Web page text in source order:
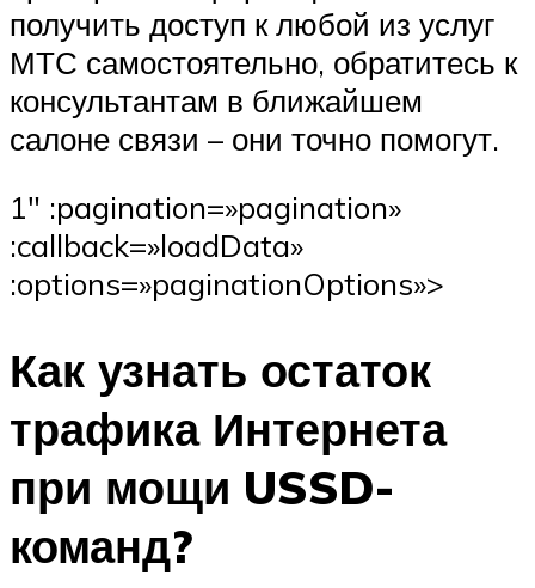
получить доступ к любой из услуг
МТС самостоятельно, обратитесь к
консультантам в ближайшем
салоне связи – они точно помогут.
1″ :pagination=»pagination»
:callback=»loadData»
:options=»paginationOptions»>
Как узнать остаток
трафика Интернета
при мощи USSD-
команд?